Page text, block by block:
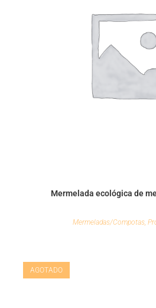
Mermelada ecológica de
Mermeladas/Compotas,
AGOTADO